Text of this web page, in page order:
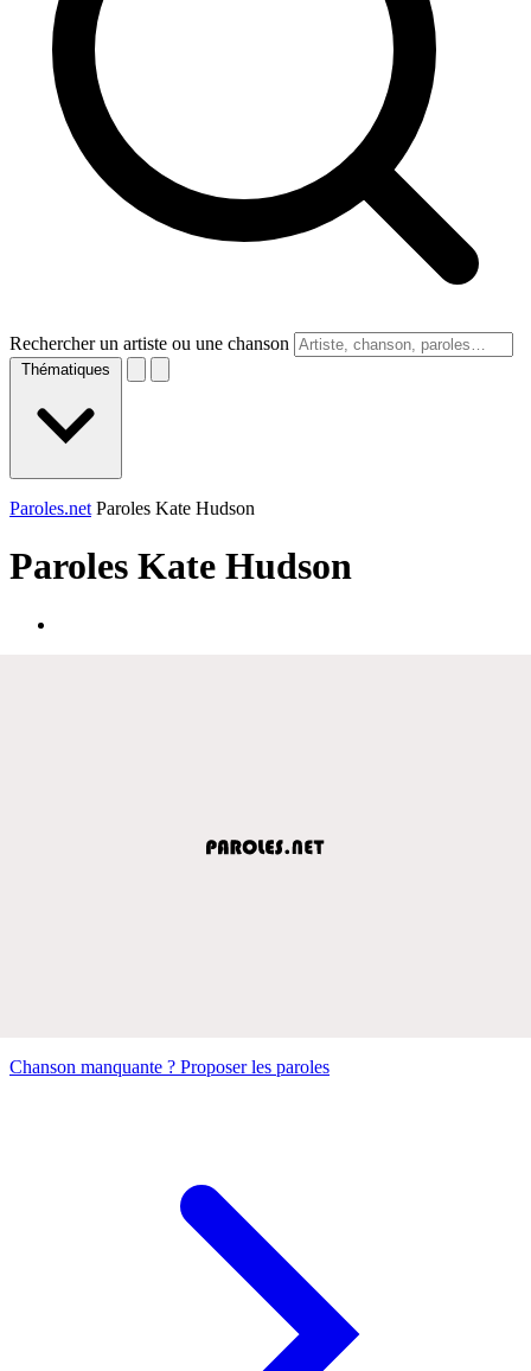
Rechercher un artiste ou une chanson
Thématiques
Paroles.net Paroles Kate Hudson
Paroles Kate Hudson
Chanson manquante ? Proposer les paroles